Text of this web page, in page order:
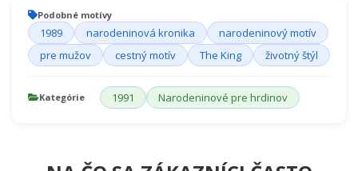
Podobné motívy
1989 narodeninová kronika
narodeninový motív
pre mužov
cestný motív The King životný štýl
Kategórie 1991 Narodeninové pre hrdinov